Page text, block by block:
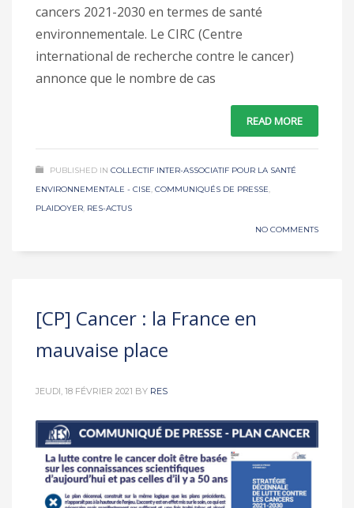
cancers 2021-2030 en termes de santé
environnementale. Le CIRC (Centre
international de recherche contre le cancer)
annonce que le nombre de cas
READ MORE
PUBLISHED IN COLLECTIF INTER-ASSOCIATIF POUR LA SANTÉ
ENVIRONNEMENTALE - CISE, COMMUNIQUÉS DE PRESSE,
PLAIDOYER, RES-ACTUS
NO COMMENTS
[CP] Cancer : la France en
mauvaise place
JEUDI, 18 FÉVRIER 2021 BY RES